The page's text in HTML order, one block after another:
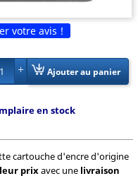
votre avis !
1 Ajouter au panier
en stock
cartouche d'encre d'origine
prixavec une livraison